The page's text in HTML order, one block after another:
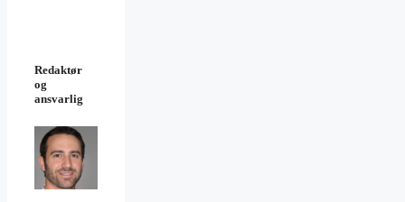
Redaktør
og
ansvarlig